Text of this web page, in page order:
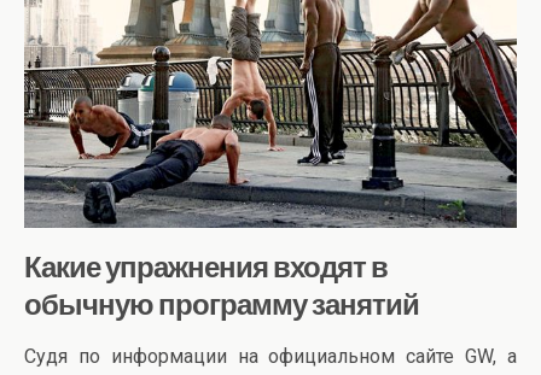
Какие упражнения входят в
обычную программу занятий
Судя по информации на официальном сайте GW, а